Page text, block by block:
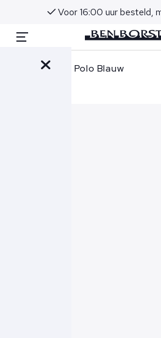
Voor 16:00 uur besteld,
Jacob Cohen Polo Blauw